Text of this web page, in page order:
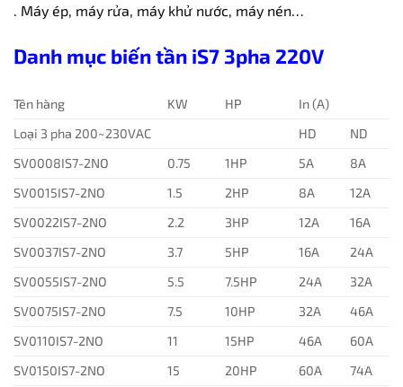
. Máy ép, máy rửa, máy khử nước, máy nén…
Danh mục biến tần iS7 3pha 220V
Tên hàng KW HP
In (A)
Loại 3 pha 200~230VAC
HD
ND
SV0008IS7-2NO
0.75 1HP 5A
8A
SV0015IS7-2NO
1.5 2HP 8A
12A
SV0022IS7-2NO
2.2 3HP 12A
16A
SV0037IS7-2NO
3.7 5HP 16A
24A
SV0055IS7-2NO
5.5 7.5HP 24A
32A
SV0075IS7-2NO
7.5 10HP 32A
46A
SV0110IS7-2NO
11 15HP 46A
60A
SV0150IS7-2NO
15 20HP 60A
74A